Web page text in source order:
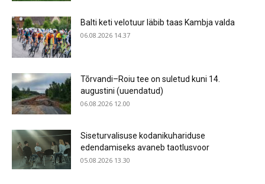
Balti keti velotuur läbib taas Kambja valda
06.08.2026 14.37
Tõrvandi–Roiu tee on suletud kuni 14.
augustini (uuendatud)
06.08.2026 12.00
Siseturvalisuse kodanikuhariduse
edendamiseks avaneb taotlusvoor
05.08.2026 13.30